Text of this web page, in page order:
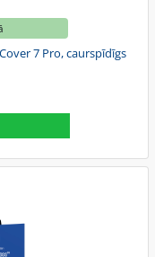
7 Pro, caurspīdīgs